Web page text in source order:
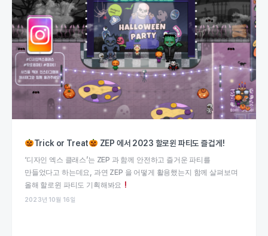
Trick or Treat ZEP 에서 2023 할로윈 파티도 즐겁게!
‘디자인 엑스 클래스’는 ZEP 과 함께 안전하고 즐거운 파티를
만들었다고 하는데요, 과연 ZEP 을 어떻게 활용했는지 함께 살펴보며
올해 할로윈 파티도 기획해봐요
2023년 10월 16일